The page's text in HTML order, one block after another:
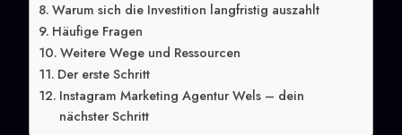
Warum sich die Investition langfristig auszahlt
Häufige Fragen
Weitere Wege und Ressourcen
Der erste Schritt
Instagram Marketing Agentur Wels – dein
nächster Schritt